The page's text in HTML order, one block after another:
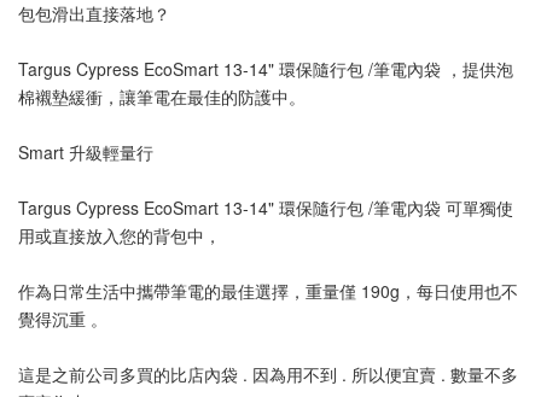
包包滑出直接落地？
Targus Cypress EcoSmart 13-14" 環保隨行包 /筆電內袋 ，提供泡
棉襯墊緩衝，讓筆電在最佳的防護中。
Smart 升級輕量行
Targus Cypress EcoSmart 13-14" 環保隨行包 /筆電內袋 可單獨使
用或直接放入您的背包中，
作為日常生活中攜帶筆電的最佳選擇，重量僅 190g，每日使用也不
覺得沉重 。
這是之前公司多買的比店內袋 . 因為用不到 . 所以便宜賣 . 數量不多